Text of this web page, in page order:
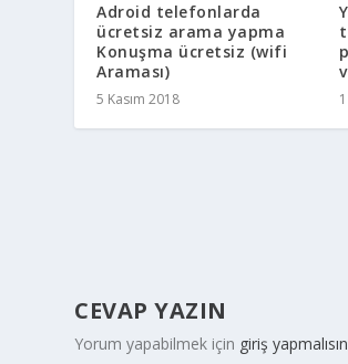
Adroid telefonlarda
ücretsiz arama yapma
Konuşma ücretsiz (wifi
Araması)
5 Kasım 2018
CEVAP YAZIN
Yorum yapabilmek için giriş